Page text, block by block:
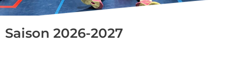
Saison 2026-2027